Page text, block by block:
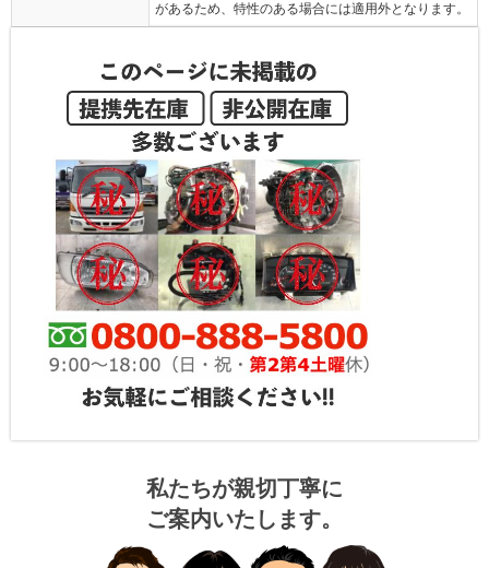
があるため、特性のある場合には適用外となります。
私たちが親切丁寧に
ご案内いたします。